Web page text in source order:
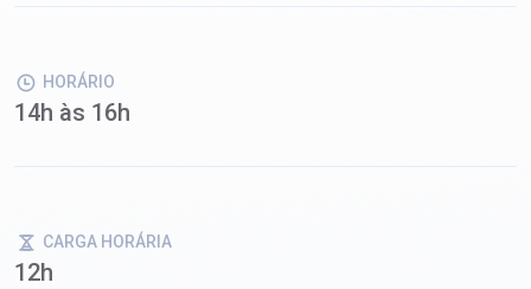
HORÁRIO
14h às 16h
CARGA HORÁRIA
12h